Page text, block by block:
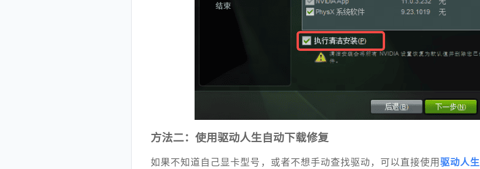
方法二：使用驱动人生自动下载修复
如果不知道自己显卡型号，或者不想手动查找驱动，可以直接使用驱动人生